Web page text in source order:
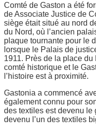
Comté de Gaston a été
de Associate Justice de
siège était situé au nord
du Nord, où l’ancien
plaque tournante pour le
lorsque le Palais de
1911. Près de la place
comté historique et le
l’histoire est à proximité.
Gastonia a commencé
également connu pour
des textiles est devenu le
devenu l’un des textiles